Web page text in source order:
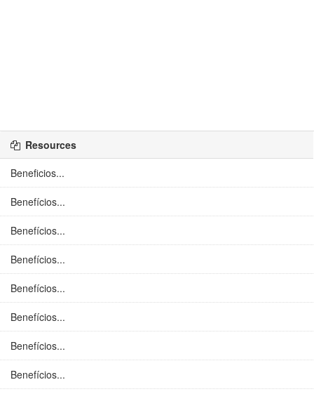
Resources
Beneficios...
Benefícios...
Benefícios...
Benefícios...
Benefícios...
Benefícios...
Benefícios...
Benefícios...